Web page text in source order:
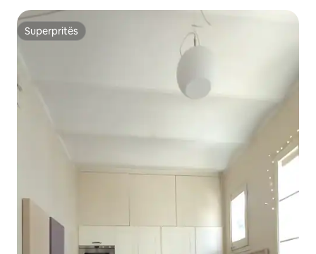
Superpritës
Superpritës